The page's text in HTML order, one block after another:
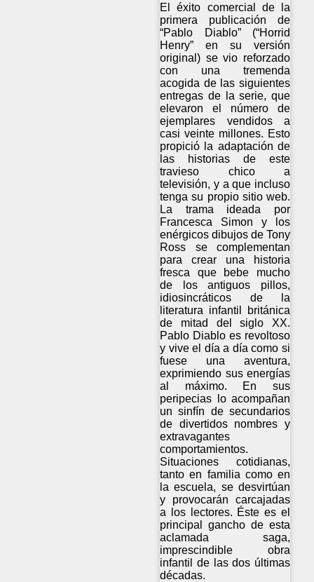
El éxito comercial de la
primera publicación de
“Pablo Diablo” (“Horrid
Henry” en su versión
original) se vio reforzado
con una tremenda
acogida de las siguientes
entregas de la serie, que
elevaron el número de
ejemplares vendidos a
casi veinte millones. Esto
propició la adaptación de
las historias de este
travieso chico a
televisión, y a que incluso
tenga su propio sitio web.
La trama ideada por
Francesca Simon y los
enérgicos dibujos de Tony
Ross se complementan
para crear una historia
fresca que bebe mucho
de los antiguos pillos,
idiosincráticos de la
literatura infantil británica
de mitad del siglo XX.
Pablo Diablo es revoltoso
y vive el día a día como si
fuese una aventura,
exprimiendo sus energías
al máximo. En sus
peripecias lo acompañan
un sinfín de secundarios
de divertidos nombres y
extravagantes
comportamientos.
Situaciones cotidianas,
tanto en familia como en
la escuela, se desvirtúan
y provocarán carcajadas
a los lectores. Éste es el
principal gancho de esta
aclamada saga,
imprescindible obra
infantil de las dos últimas
décadas.